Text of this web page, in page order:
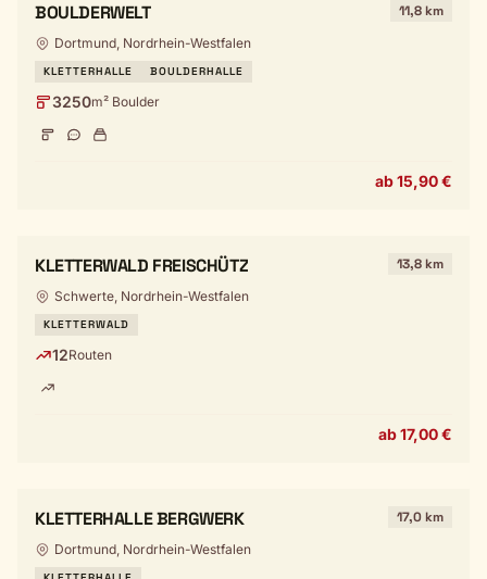
BOULDERWELT 11,8 km
Dortmund, Nordrhein-Westfalen
KLETTERHALLE BOULDERHALLE
3250m² Boulder
ab 15,90 €
KLETTERWALD FREISCHÜTZ 13,8 km
Schwerte, Nordrhein-Westfalen
KLETTERWALD
12Routen
ab 17,00 €
KLETTERHALLE BERGWERK 17,0 km
Dortmund, Nordrhein-Westfalen